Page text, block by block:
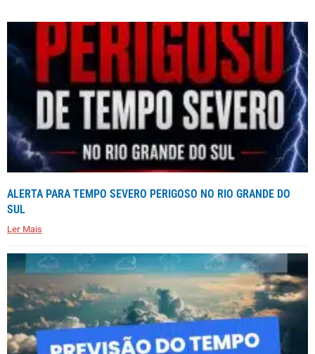
ALERTA PARA TEMPO SEVERO PERIGOSO NO RIO GRANDE DO
SUL
Ler Mais